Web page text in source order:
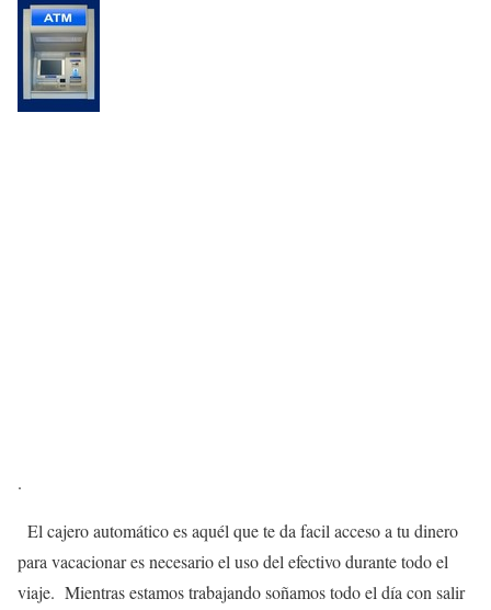
.
El cajero automático es aquél que te da facil acceso a tu dinero
para vacacionar es necesario el uso del efectivo durante todo el
viaje. Mientras estamos trabajando soñamos todo el día con salir